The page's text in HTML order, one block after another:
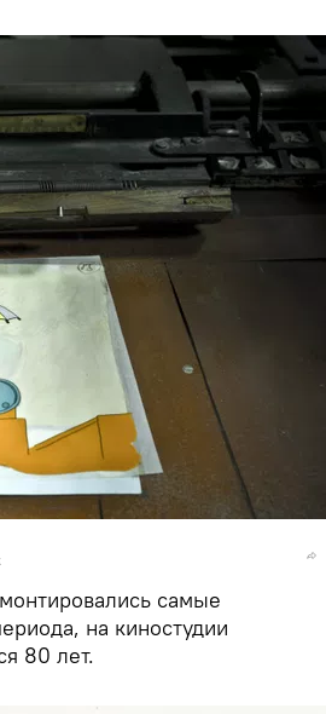
самые
на киностудии
80 лет.